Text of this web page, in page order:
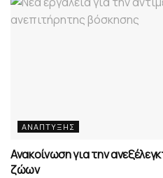
ΑΝΆΠΤΥΞΗΣ
Ανακοίνωση για την
ζώων